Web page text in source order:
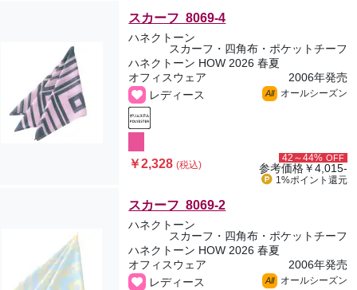
スカーフ 8069-4
ハネクトーン
スカーフ・四角布・ポケットチーフ
ハネクトーン HOW 2026 春夏
オフィスウェア
2006年発売
レディース
All オールシーズン
￥2,328(税込)
42～44% OFF
参考価格￥4,015-
1%ポイント 還元
スカーフ 8069-2
ハネクトーン
スカーフ・四角布・ポケットチーフ
ハネクトーン HOW 2026 春夏
オフィスウェア
2006年発売
レディース
All オールシーズン